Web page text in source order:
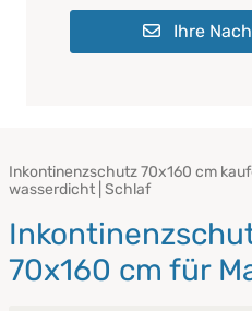
Ihre
Inkontinenzschutz 70x160 cm
wasserdicht | Schlaf
70x160 cm für